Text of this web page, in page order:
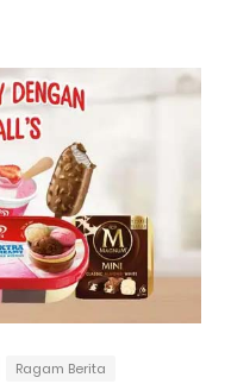
Ragam Berita